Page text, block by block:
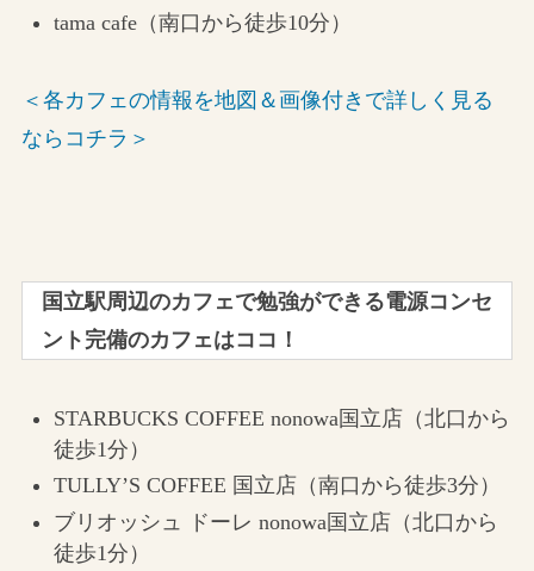
tama cafe（南口から徒歩10分）
＜各カフェの情報を地図＆画像付きで詳しく見る
ならコチラ＞
国立駅周辺のカフェで勉強ができる電源コンセ
ント完備のカフェはココ！
STARBUCKS COFFEE nonowa国立店（北口から
徒歩1分）
TULLY’S COFFEE 国立店（南口から徒歩3分）
ブリオッシュ ドーレ nonowa国立店（北口から
徒歩1分）